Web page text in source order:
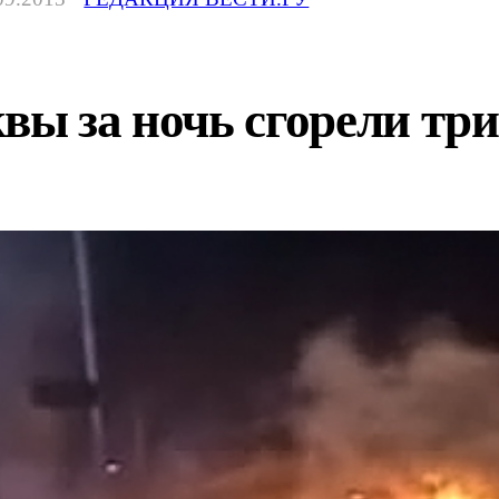
за ночь сгорели